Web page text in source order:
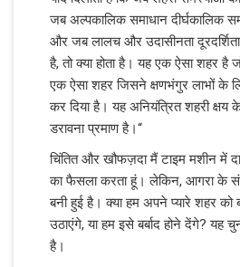
जब अल्पकालिक समाधान दीर्घकालिक
और जब लालच और उदासीनता
है, तो क्या होता है। यह एक ऐसा शहर है
एक ऐसा शहर जिसने क्षणभंगुर लाभों के
कर दिया है। यह अनियंत्रित शहरी क्षय
डरावना प्रमाण है।“
चिंतित और खौफज़दा मैं टाइम मशीन में
का फैसला करता हूं। लेकिन, आगरा के
बनी हुई है। क्या हम अपने प्यारे शहर
उठाएंगे, या हम इसे बर्बाद होने देंगे? यह
है।